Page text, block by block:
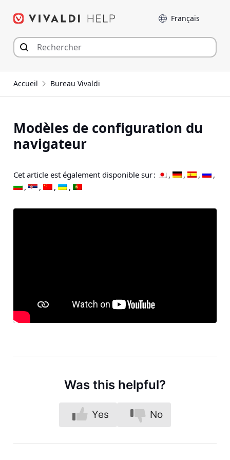
Langue
Accueil Bureau Vivaldi
Modèles de configuration du
navigateur
Cet article est également disponible sur :
Was this helpful?
Yes No